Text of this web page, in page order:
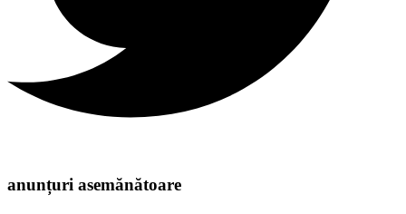
anunțuri asemănătoare